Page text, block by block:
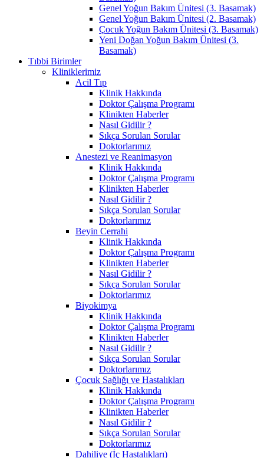
Genel Yoğun Bakım Ünitesi (3. Basamak)
Genel Yoğun Bakım Ünitesi (2. Basamak)
Çocuk Yoğun Bakım Ünitesi (3. Basamak)
Yeni Doğan Yoğun Bakım Ünitesi (3.
Basamak)
Tıbbi Birimler
Kliniklerimiz
Acil Tıp
Klinik Hakkında
Doktor Çalışma Programı
Klinikten Haberler
Nasıl Gidilir ?
Sıkça Sorulan Sorular
Doktorlarımız
Anestezi ve Reanimasyon
Klinik Hakkında
Doktor Çalışma Programı
Klinikten Haberler
Nasıl Gidilir ?
Sıkça Sorulan Sorular
Doktorlarımız
Beyin Cerrahi
Klinik Hakkında
Doktor Çalışma Programı
Klinikten Haberler
Nasıl Gidilir ?
Sıkça Sorulan Sorular
Doktorlarımız
Biyokimya
Klinik Hakkında
Doktor Çalışma Programı
Klinikten Haberler
Nasıl Gidilir ?
Sıkça Sorulan Sorular
Doktorlarımız
Çocuk Sağlığı ve Hastalıkları
Klinik Hakkında
Doktor Çalışma Programı
Klinikten Haberler
Nasıl Gidilir ?
Sıkça Sorulan Sorular
Doktorlarımız
Dahiliye (İç Hastalıkları)